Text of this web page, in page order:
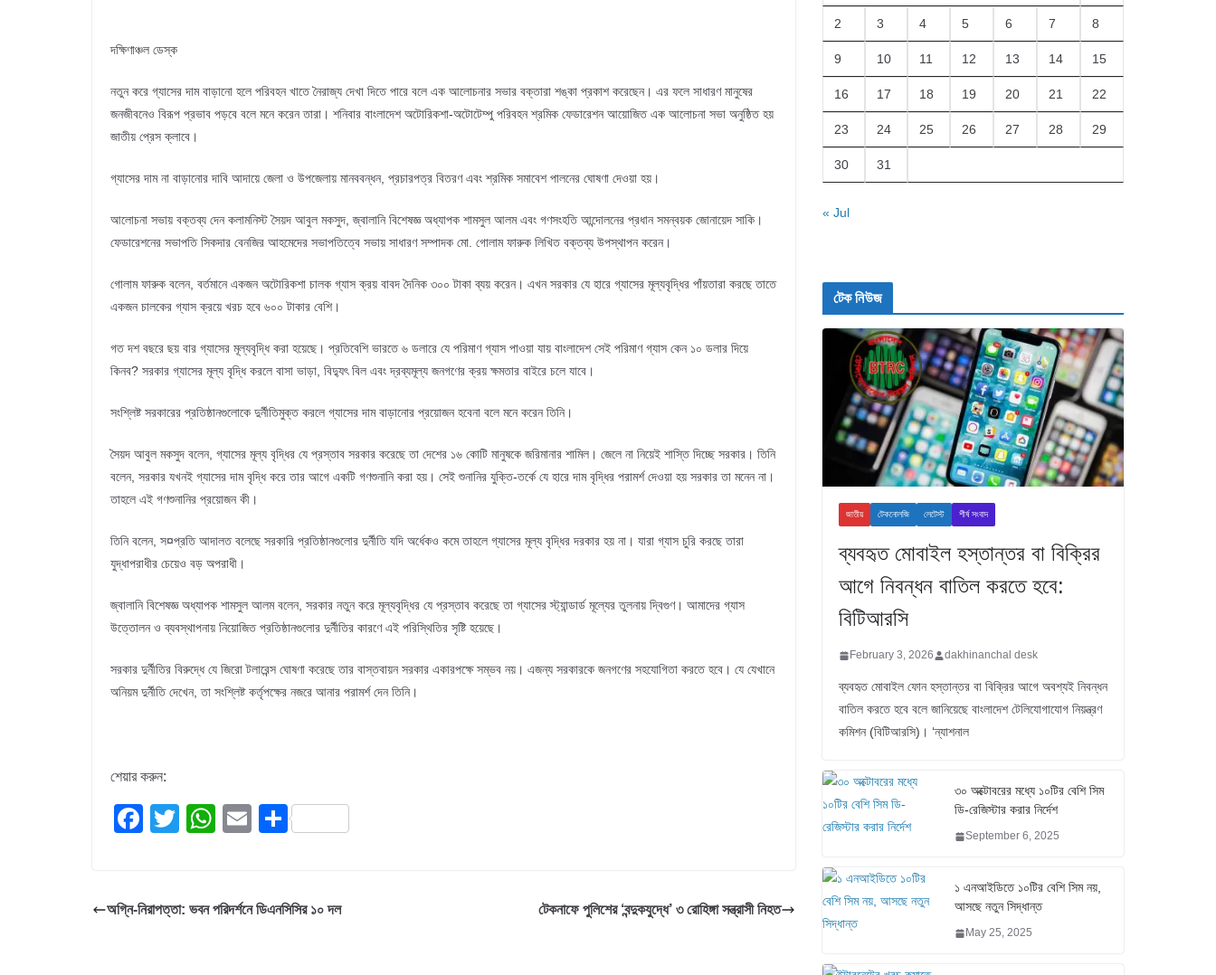
দক্ষিণাঞ্চল ডেস্ক
নতুন করে গ্যাসের দাম বাড়ানো হলে পরিবহন খাতে নৈরাজ্য দেখা দিতে পারে বলে এক আলোচনার সভার বক্তারা শঙ্কা প্রকাশ করেছেন। এর ফলে সাধারণ মানুষের
জনজীবনেও বিরূপ প্রভাব পড়বে বলে মনে করেন তারা। শনিবার বাংলাদেশ অটোরিকশা-অটোটেম্পু পরিবহন শ্রমিক ফেডারেশন আয়োজিত এক আলোচনা সভা অনুষ্ঠিত হয়
জাতীয় প্রেস ক্লাবে।
গ্যাসের দাম না বাড়ানোর দাবি আদায়ে জেলা ও উপজেলায় মানববন্ধন, প্রচারপত্র বিতরণ এবং শ্রমিক সমাবেশ পালনের ঘোষণা দেওয়া হয়।
আলোচনা সভায় বক্তব্য দেন কলামনিস্ট সৈয়দ আবুল মকসুদ, জ্বালানি বিশেষজ্ঞ অধ্যাপক শামসুল আলম এবং গণসংহতি আন্দোলনের প্রধান সমন্বয়ক জোনায়েদ সাকি।
ফেডারেশনের সভাপতি সিকদার বেনজির আহমেদের সভাপতিত্বে সভায় সাধারণ সম্পাদক মো. গোলাম ফারুক লিখিত বক্তব্য উপস্থাপন করেন।
গোলাম ফারুক বলেন, বর্তমানে একজন অটোরিকশা চালক গ্যাস ক্রয় বাবদ দৈনিক ৩০০ টাকা ব্যয় করেন। এখন সরকার যে হারে গ্যাসের মূল্যবৃদ্ধির পাঁয়তারা করছে তাতে
একজন চালকের গ্যাস ক্রয়ে খরচ হবে ৬০০ টাকার বেশি।
গত দশ বছরে ছয় বার গ্যাসের মূল্যবৃদ্ধি করা হয়েছে। প্রতিবেশি ভারতে ৬ ডলারে যে পরিমাণ গ্যাস পাওয়া যায় বাংলাদেশ সেই পরিমাণ গ্যাস কেন ১০ ডলার দিয়ে
কিনব? সরকার গ্যাসের মূল্য বৃদ্ধি করলে বাসা ভাড়া, বিদ্যুৎ বিল এবং দ্রব্যমূল্য জনগণের ক্রয় ক্ষমতার বাইরে চলে যাবে।
সংশ্লিষ্ট সরকারের প্রতিষ্ঠানগুলোকে দুর্নীতিমুক্ত করলে গ্যাসের দাম বাড়ানোর প্রয়োজন হবেনা বলে মনে করেন তিনি।
সৈয়দ আবুল মকসুদ বলেন, গ্যাসের মূল্য বৃদ্ধির যে প্রস্তাব সরকার করেছে তা দেশের ১৬ কোটি মানুষকে জরিমানার শামিল। জেলে না নিয়েই শাস্তি দিচ্ছে সরকার। তিনি
বলেন, সরকার যখনই গ্যাসের দাম বৃদ্ধি করে তার আগে একটি গণশুনানি করা হয়। সেই শুনানির যুক্তি-তর্কে যে হারে দাম বৃদ্ধির পরামর্শ দেওয়া হয় সরকার তা মনেন না।
তাহলে এই গণশুনানির প্রয়োজন কী।
তিনি বলেন, স¤প্রতি আদালত বলেছে সরকারি প্রতিষ্ঠানগুলোর দুর্নীতি যদি অর্ধেকও কমে তাহলে গ্যাসের মূল্য বৃদ্ধির দরকার হয় না। যারা গ্যাস চুরি করছে তারা
যুদ্ধাপরাধীর চেয়েও বড় অপরাধী।
জ্বালানি বিশেষজ্ঞ অধ্যাপক শামসুল আলম বলেন, সরকার নতুন করে মূল্যবৃদ্ধির যে প্রস্তাব করেছে তা গ্যাসের স্ট্যান্ডার্ড মূল্যের তুলনায় দ্বিগুণ। আমাদের গ্যাস
উত্তোলন ও ব্যবস্থাপনায় নিয়োজিত প্রতিষ্ঠানগুলোর দুর্নীতির কারণে এই পরিস্থিতির সৃষ্টি হয়েছে।
সরকার দুর্নীতির বিরুদ্ধে যে জিরো টলারেন্স ঘোষণা করেছে তার বাস্তবায়ন সরকার একারপক্ষে সম্ভব নয়। এজন্য সরকারকে জনগণের সহযোগিতা করতে হবে। যে যেখানে
অনিয়ম দুর্নীতি দেখেন, তা সংশ্লিষ্ট কর্তৃপক্ষের নজরে আনার পরামর্শ দেন তিনি।
শেয়ার করুন:
F
e
T
er
W
s
E S
e
অগ্নি-নিরাপত্তা: ভবন পরিদর্শনে ডিএনসিসির ১০ দল টেকনাফে পুলিশের ‘বন্দুকযুদ্ধে’ ৩ রোহিঙ্গা সন্ত্রাসী নিহত
2 3 4 5 6 7 8
9 10 11 12 13 14 15
16 17 18 19 20 21 22
23 24 25 26 27 28 29
30 31
« Jul
টেক নিউজ
জাতীয় টেকনোলজি লেটেস্ট শীর্ষ সংবাদ
ব্যবহৃত মোবাইল হস্তান্তর বা বিক্রির
আগে নিবন্ধন বাতিল করতে হবে:
বিটিআরসি
February 3, 2026 dakhinanchal desk
ব্যবহৃত মোবাইল ফোন হস্তান্তর বা বিক্রির আগে অবশ্যই নিবন্ধন
বাতিল করতে হবে বলে জানিয়েছে বাংলাদেশ টেলিযোগাযোগ নিয়ন্ত্রণ
কমিশন (বিটিআরসি)। ‘ন্যাশনাল
৩০ অক্টোবরের মধ্যে ১০টির বেশি সিম
ডি-রেজিস্টার করার নির্দেশ
September 6, 2025
১ এনআইডিতে ১০টির বেশি সিম নয়,
আসছে নতুন সিদ্ধান্ত
May 25, 2025